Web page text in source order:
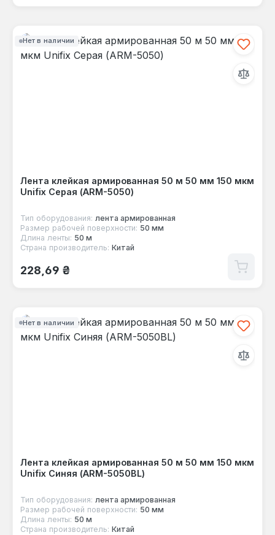
Нет в наличии
Лента клейкая армированная 50 м 50 мм 150 мкм
Unifix Серая (ARM-5050)
Тип оборудования: лента армированная
Размер рабочей поверхности: 50 мм
Длина ленты: 50 м
Страна производитель: Китай
Обычная цена:
228,69 ₴
Нет в наличии
Лента клейкая армированная 50 м 50 мм 150 мкм
Unifix Синяя (ARM-5050BL)
Тип оборудования: лента армированная
Размер рабочей поверхности: 50 мм
Длина ленты: 50 м
Страна производитель: Китай